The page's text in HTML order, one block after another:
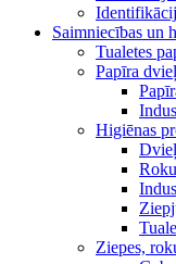
Saimniecības un
Tualetes
Papīra
Higiēnas
Ziepes,